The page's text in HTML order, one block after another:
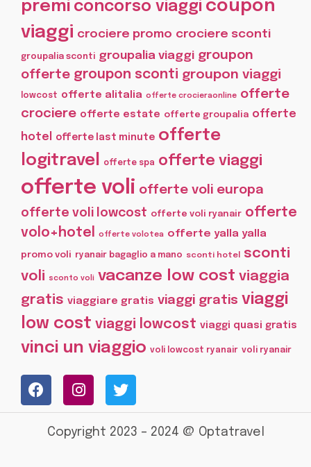
premi concorso viaggi coupon
viaggi crociere promo crociere sconti
groupalia sconti groupalia viaggi groupon
offerte groupon sconti groupon viaggi
lowcost offerte alitalia offerte crocieraonline offerte
crociere offerte estate offerte groupalia offerte
hotel
offerte last minute offerte
logitravel offerte spa offerte viaggi
offerte voli offerte voli europa
offerte voli lowcost offerte voli ryanair offerte
volo+hotel offerte volotea offerte yalla yalla
promo voli ryanair bagaglio a mano sconti hotel
sconti
voli
sconto voli vacanze low cost viaggia
gratis viaggiare gratis viaggi gratis viaggi
low cost viaggi lowcost viaggi quasi gratis
vinci un viaggio voli lowcost ryanair voli ryanair
Copyright 2023 – 2024 @ Optatravel